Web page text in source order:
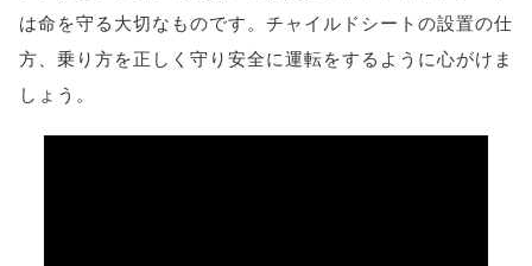
は命を守る大切なものです。チャイルドシートの設置の仕
方、乗り方を正しく守り安全に運転をするように心がけま
しょう。